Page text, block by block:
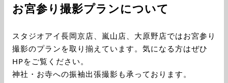
お宮参り撮影プランについて
スタジオアイ長岡京店、嵐山店、大原野店ではお宮参り
撮影のプランを取り揃えています。気になる方はぜひ
HPをご覧ください。
神社・お寺への振袖出張撮影も承っております。